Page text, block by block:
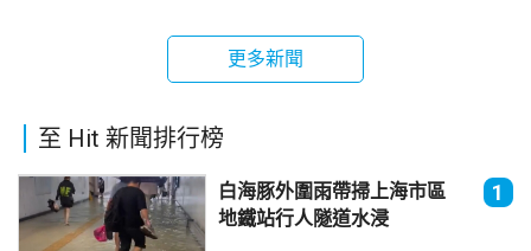
更多新聞
至 Hit 新聞排行榜
白海豚外圍雨帶掃上海市區
地鐵站行人隧道水浸
1